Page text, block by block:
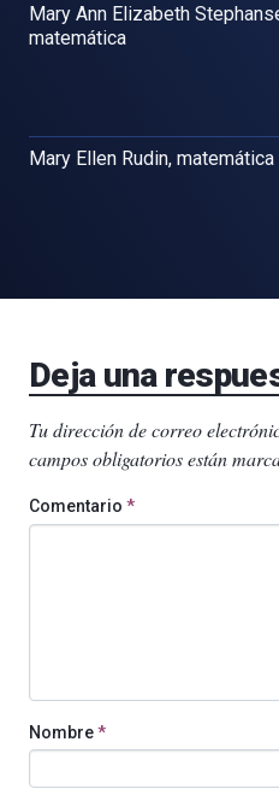
Mary Ann Elizabeth
matemática
Mary Ellen Rudin, matemática
Deja una
Tu dirección de correo
campos obligatorios están
Comentario *
Nombre*